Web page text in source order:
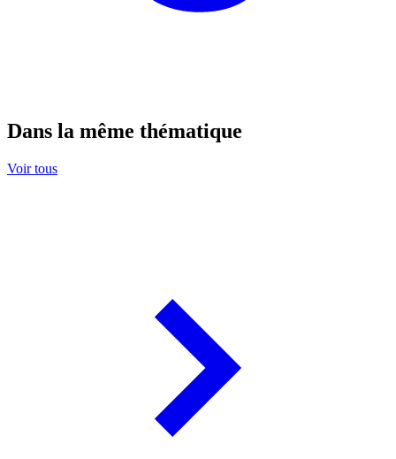
Dans la même thématique
Voir tous